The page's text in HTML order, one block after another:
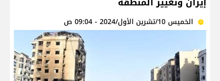
الخميس 10/تشرين الأول/2024 - 09:04 ص